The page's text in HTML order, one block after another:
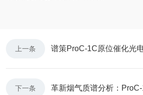
上一条
下一条